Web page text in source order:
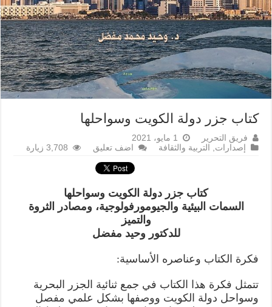
كتاب جزر دولة الكويت وسواحلها
فريق التحرير
1 مايو، 2021
إصدارات, التربية والثقافة اضف تعليق 3,708 زيارة
كتاب جزر دولة الكويت وسواحلها
السمات البيئية والجيومورفولوجية، ومصادر الثروة
والتميز
للدكتور وحيد مفضل
فكرة الكتاب وعناصره الأساسية:
تتمثل فكرة هذا الكتاب في جمع ثنائية الجزر البحرية
وسواحل دولة الكويت ووصفها بشكل علمي مفصل